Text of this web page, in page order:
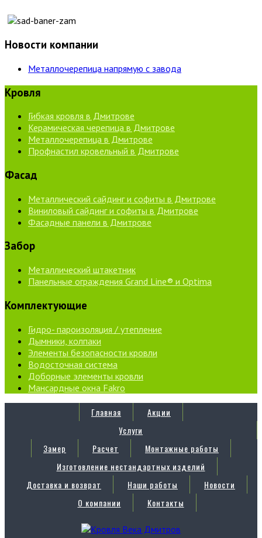
Новости компании
Металлочерепица напрямую с завода
Кровля
Гибкая кровля в Дмитрове
Керамическая черепица в Дмитрове
Металлочерепица в Дмитрове
Профнастил кровельный в Дмитрове
Фасад
Металлический сайдинг и софиты в Дмитрове
Виниловый сайдинг и софиты в Дмитрове
Фасадные панели в Дмитрове
Забор
Металлический штакетник
Панельные ограждения Grand Line® и Optima
Комплектующие
Гидро- пароизоляция / утепление
Дымники, колпаки
Элементы безопасности кровли
Водосточная система
Доборные элементы кровли
Мансардные окна Fakro
Главная
Акции
Услуги
Замер
Расчет
Монтажные работы
Изготовление нестандартных изделий
Доставка и возврат
Наши работы
Новости
О компании
Контакты